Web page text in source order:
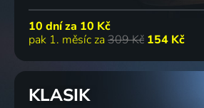
10 dní za 10 Kč
pak 1. měsíc za 309 Kč 154 Kč
KLASIK